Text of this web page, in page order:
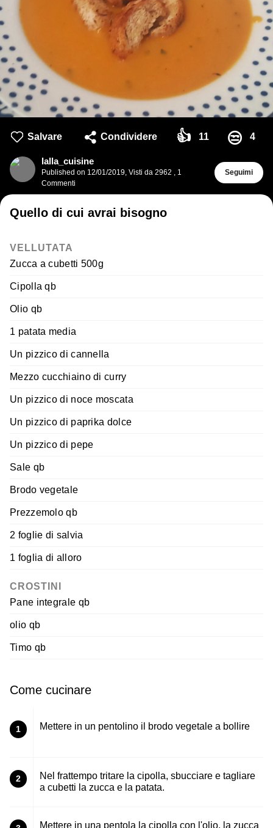
Salvare Condividere 👍 11 😒 4
lalla_cuisine
Published on 12/01/2019, Visti da 2962 , 1
Commenti
Seguimi
Quello di cui avrai bisogno
VELLUTATA
Zucca a cubetti 500g
Cipolla qb
Olio qb
1 patata media
Un pizzico di cannella
Mezzo cucchiaino di curry
Un pizzico di noce moscata
Un pizzico di paprika dolce
Un pizzico di pepe
Sale qb
Brodo vegetale
Prezzemolo qb
2 foglie di salvia
1 foglia di alloro
CROSTINI
Pane integrale qb
olio qb
Timo qb
Come cucinare
1 Mettere in un pentolino il brodo vegetale a bollire
2
Nel frattempo tritare la cipolla, sbucciare e tagliare
a cubetti la zucca e la patata.
Mettere in una pentola la cipolla con l'olio, la zucca